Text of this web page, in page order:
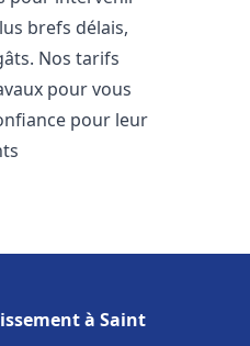
brefs délais,
Nos tarifs
pour vous
pour leur
à Saint